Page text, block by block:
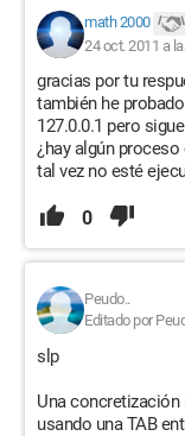
math 2000
24 oct. 2011 a
gracias por tu
también he
127.0.0.1 pero
¿hay algún
tal vez no esté
0
Peudo..
Editado por
slp
Una concretización
usando una TAB